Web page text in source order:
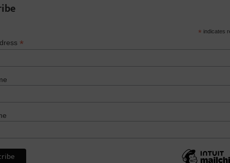
* indicates
*